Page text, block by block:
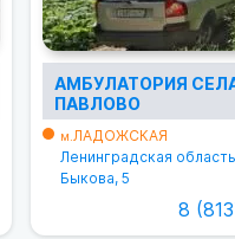
АМБУЛАТОРИЯ
ПАВЛОВО
м.ЛАДОЖСКАЯ
Ленинградская
Быкова, 5
8